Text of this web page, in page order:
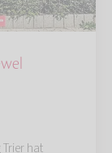
Trier hat